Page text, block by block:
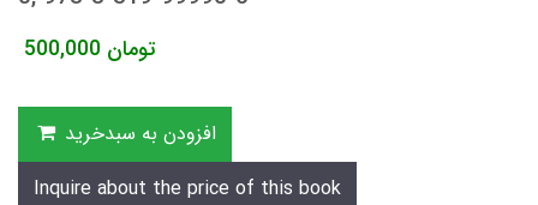
500,000 تومان
افزودن به سبدخرید
Inquire about the price of this book